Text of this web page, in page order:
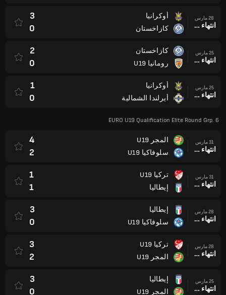
28 مارس
انتهاء وقت المباراة
أوكرانيا
كازاخستان
3
0
25 مارس
انتهاء وقت المباراة
كازاخستان
رومانيا U19
2
0
25 مارس
انتهاء وقت المباراة
أوكرانيا
أيرلندا الشمالية
1
0
EURO U19 Qualification Elite Round Grp. 6
31 مارس
انتهاء وقت المباراة
المجر U19
سلوفاكيا U19
4
2
31 مارس
انتهاء وقت المباراة
تركيا U19
إيطاليا
1
1
28 مارس
انتهاء وقت المباراة
إيطاليا
سلوفاكيا U19
3
0
28 مارس
انتهاء وقت المباراة
تركيا U19
المجر U19
3
2
25 مارس
انتهاء وقت المباراة
إيطاليا
المجر U19
3
0